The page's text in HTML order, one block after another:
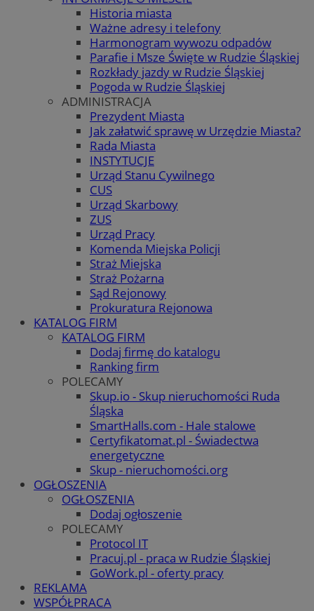
Historia miasta
Ważne adresy i telefony
Harmonogram wywozu odpadów
Parafie i Msze Święte w Rudzie Śląskiej
Rozkłady jazdy w Rudzie Śląskiej
Pogoda w Rudzie Śląskiej
ADMINISTRACJA
Prezydent Miasta
Jak załatwić sprawę w Urzędzie Miasta?
Rada Miasta
INSTYTUCJE
Urząd Stanu Cywilnego
CUS
Urząd Skarbowy
ZUS
Urząd Pracy
Komenda Miejska Policji
Straż Miejska
Straż Pożarna
Sąd Rejonowy
Prokuratura Rejonowa
KATALOG FIRM
KATALOG FIRM
Dodaj firmę do katalogu
Ranking firm
POLECAMY
Skup.io - Skup nieruchomości Ruda
Śląska
SmartHalls.com - Hale stalowe
Certyfikatomat.pl - Świadectwa
energetyczne
Skup - nieruchomości.org
OGŁOSZENIA
OGŁOSZENIA
Dodaj ogłoszenie
POLECAMY
Protocol IT
Pracuj.pl - praca w Rudzie Śląskiej
GoWork.pl - oferty pracy
REKLAMA
WSPÓŁPRACA